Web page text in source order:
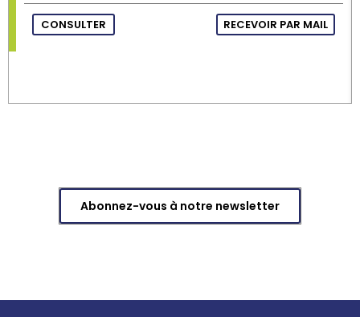
CONSULTER RECEVOIR PAR MAIL
Abonnez-vous à notre newsletter